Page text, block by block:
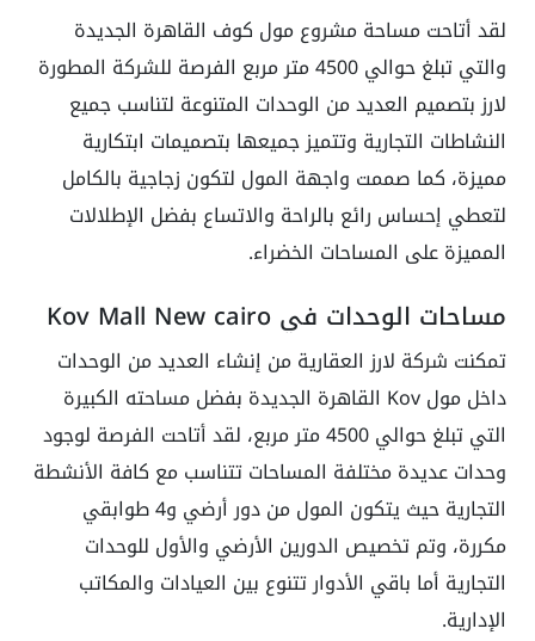
لقد أتاحت مساحة مشروع مول كوف القاهرة الجديدة
والتي تبلغ حوالي 4500 متر مربع الفرصة للشركة المطورة
لارز بتصميم العديد من الوحدات المتنوعة لتناسب جميع
النشاطات التجارية وتتميز جميعها بتصميمات ابتكارية
مميزة، كما صممت واجهة المول لتكون زجاجية بالكامل
لتعطي إحساس رائع بالراحة والاتساع بفضل الإطلالات
المميزة على المساحات الخضراء.
مساحات الوحدات في Kov Mall New cairo
تمكنت شركة لارز العقارية من إنشاء العديد من الوحدات
داخل مول Kov القاهرة الجديدة بفضل مساحته الكبيرة
التي تبلغ حوالي 4500 متر مربع، لقد أتاحت الفرصة لوجود
وحدات عديدة مختلفة المساحات تتناسب مع كافة الأنشطة
التجارية حيث يتكون المول من دور أرضي و4 طوابقي
مكررة، وتم تخصيص الدورين الأرضي والأول للوحدات
التجارية أما باقي الأدوار تتنوع بين العيادات والمكاتب
الإدارية.